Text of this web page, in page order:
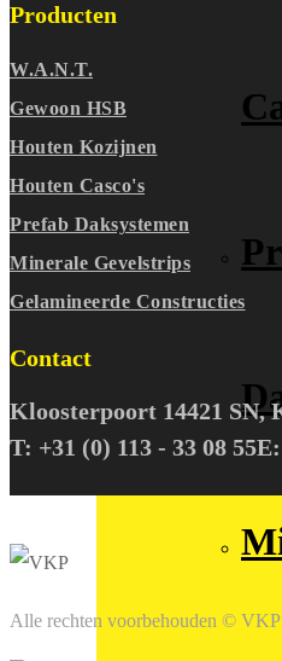
Producten
W.A.N.T.
Gewoon HSB
Houten Kozijnen
Houten Casco's
Prefab Daksystemen
Minerale Gevelstrips
Gelamineerde Constructies
Contact
Kloosterpoort 14421 SN,
T: +31 (0) 113 - 33 08 55
Alle rechten voorbehouden ©